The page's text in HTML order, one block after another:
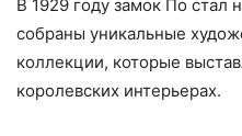
В 1929 году замок По
собраны уникальные
коллекции, которые
королевских интерьерах.